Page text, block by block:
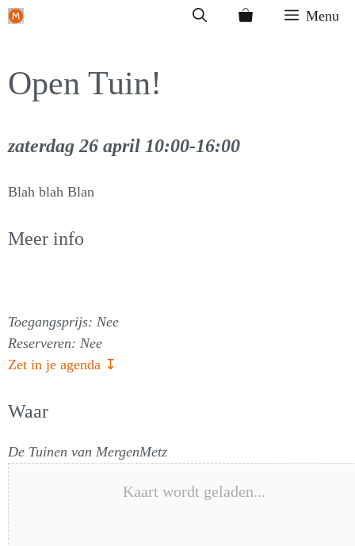
Ga
inhoud
Menu
Open Tuin!
zaterdag 26 april 10:00-16:00
Blah blah Blan
Meer info
Toegangsprijs: Nee
Reserveren: Nee
Zet in je agenda ↧
Waar
De Tuinen van MergenMetz
Kaart wordt geladen...